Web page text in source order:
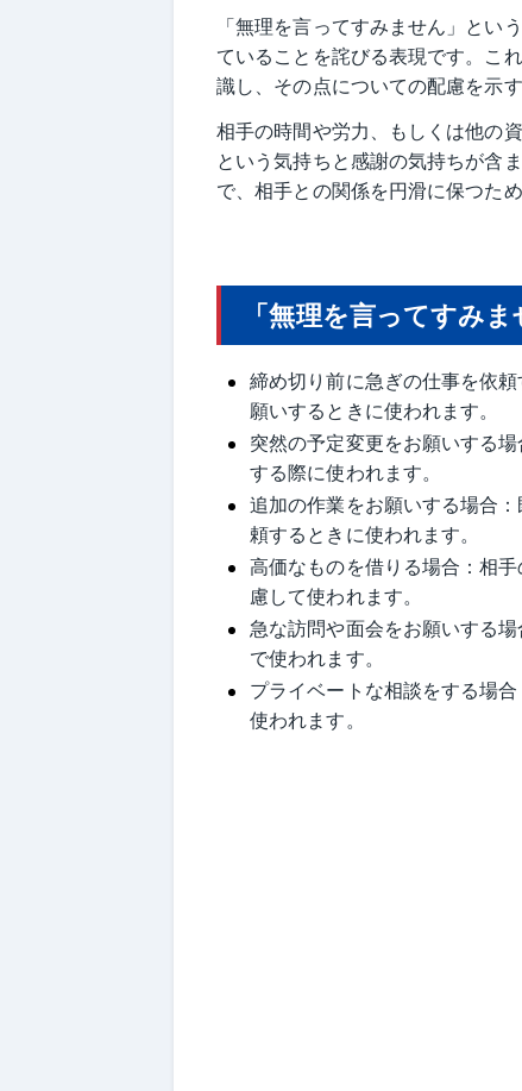
「無理を言ってすみません」とい
ていることを詫びる表現です。こ
識し、その点についての配慮を示す
相手の時間や労力、もしくは他の
という気持ちと感謝の気持ちが含
で、相手との関係を円滑に保つた
「無理を言ってすみ
締め切り前に急ぎの仕事を依
願いするときに使われます。
突然の予定変更をお願いする
する際に使われます。
追加の作業をお願いする場合
頼するときに使われます。
高価なものを借りる場合：相
慮して使われます。
急な訪問や面会をお願いする
で使われます。
プライベートな相談をする場
使われます。